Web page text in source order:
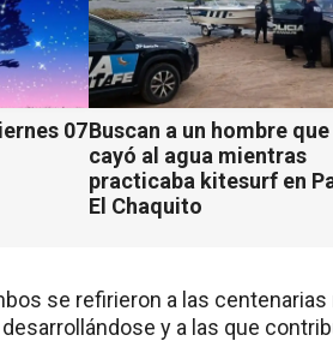
07Buscan a un hombre que
cayó al agua mientras
practicaba kitesurf en
El Chaquito
se refirieron a las
y a las que